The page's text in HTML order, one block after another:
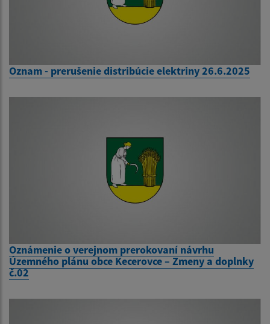
Oznam - prerušenie distribúcie elektriny 26.6.2025
Oznámenie o verejnom prerokovaní návrhu
Územného plánu obce Kecerovce – Zmeny a doplnky
č.02